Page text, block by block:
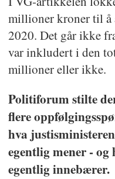
millioner kroner til å
2020. Det går ikke
var inkludert i den
millioner eller ikke.
Politiforum stilte
flere
hva
egentlig mener - og
egentlig innebærer.